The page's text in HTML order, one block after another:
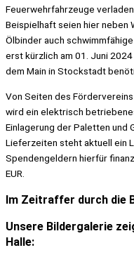
Feuerwehrfahrzeuge
Beispielhaft seien hier neben
Ölbinder auch
erst kürzlich am 01. Juni
dem Main in Stockstadt
Von Seiten des
wird ein elektrisch
Einlagerung der Paletten
Lieferzeiten steht aktuell ein
Spendengeldern hierfür
EUR.
Im Zeitraffer durch die
Unsere Bildergalerie
Halle: